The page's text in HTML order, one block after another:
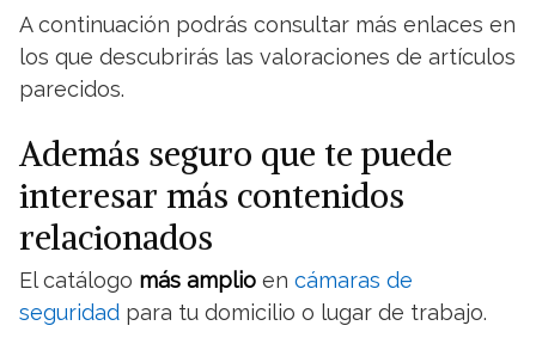
A continuación podrás consultar más enlaces en
los que descubrirás las valoraciones de artículos
parecidos.
Además seguro que te puede
interesar más contenidos
relacionados
El catálogo más amplio en cámaras de
seguridad para tu domicilio o lugar de trabajo.